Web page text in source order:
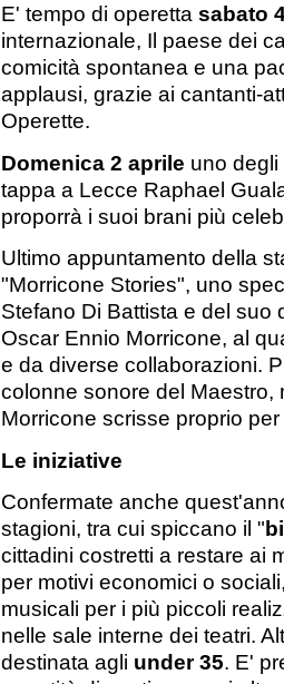
E' tempo di operetta sabato
internazionale, Il paese dei
comicità spontanea e una
applausi, grazie ai cantanti-
Operette.
Domenica 2 aprile uno
tappa a Lecce Raphael
proporrà i suoi brani più
Ultimo appuntamento della
"Morricone Stories", uno
Stefano Di Battista e del suo
Oscar Ennio Morricone, al
e da diverse collaborazioni.
colonne sonore del Maestro,
Morricone scrisse proprio
Le iniziative
Confermate anche
stagioni, tra cui spiccano il "
cittadini costretti a restare ai
per motivi economici o
musicali per i più piccoli
nelle sale interne dei teatri.
destinata agli under 35. E'